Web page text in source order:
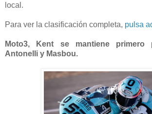
local.
Para ver la clasificación completa, pulsa
Moto3, Kent se mantiene primero
Antonelli y Masbou.